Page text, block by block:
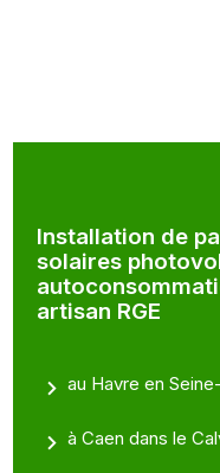
Installation de
solaires
artisan RGE
au Havre en
à Caen dans le